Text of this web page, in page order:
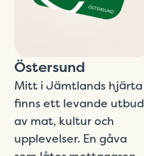
Östersund
Mitt i Jämtlands hjärta
finns ett levande utbud
av mat, kultur och
upplevelser. En gåva